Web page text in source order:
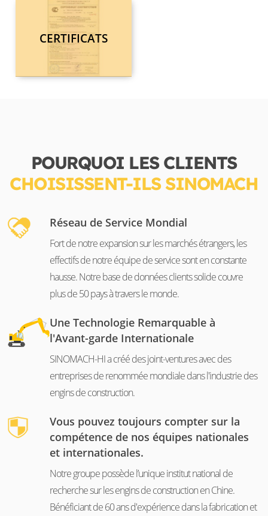
CERTIFICATS
POURQUOI LES CLIENTS
CHOISISSENT-ILS SINOMACH
Réseau de Service Mondial
Fort de notre expansion sur les marchés étrangers, les
effectifs de notre équipe de service sont en constante
hausse. Notre base de données clients solide couvre
plus de 50 pays à travers le monde.
Une Technologie Remarquable à
l'Avant-garde Internationale
SINOMACH-HI a créé des joint-ventures avec des
entreprises de renommée mondiale dans l'industrie des
engins de construction.
Vous pouvez toujours compter sur la
compétence de nos équipes nationales
et internationales.
Notre groupe possède l’unique institut national de
recherche sur les engins de construction en Chine.
Bénéficiant de 60 ans d'expérience dans la fabrication et